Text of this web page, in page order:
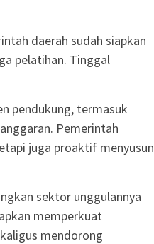
daerah sudah siapkan
pelatihan. Tinggal
pendukung, termasuk
Pemerintah
juga proaktif menyusun
sektor unggulannya
memperkuat
mendorong